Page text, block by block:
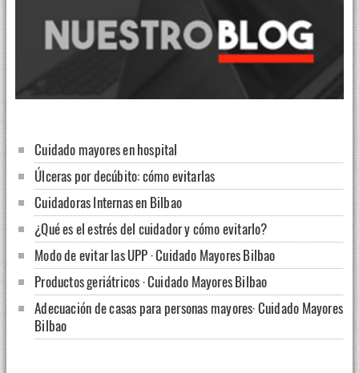
Cuidado mayores en hospital
Úlceras por decúbito: cómo evitarlas
Cuidadoras Internas en Bilbao
¿Qué es el estrés del cuidador y cómo evitarlo?
Modo de evitar las UPP · Cuidado Mayores Bilbao
Productos geriátricos · Cuidado Mayores Bilbao
Adecuación de casas para personas mayores· Cuidado Mayores
Bilbao